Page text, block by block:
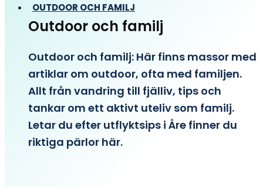
OUTDOOR OCH FAMILJ
Outdoor och familj
Outdoor och familj: Här finns massor med
artiklar om outdoor, ofta med familjen.
Allt från vandring till fjälliv, tips och
tankar om ett aktivt uteliv som familj.
Letar du efter utflyktsips i Åre finner du
riktiga pärlor här.